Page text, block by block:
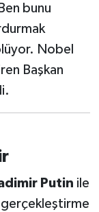
bunu
Nobel
Başkan
Putin ile